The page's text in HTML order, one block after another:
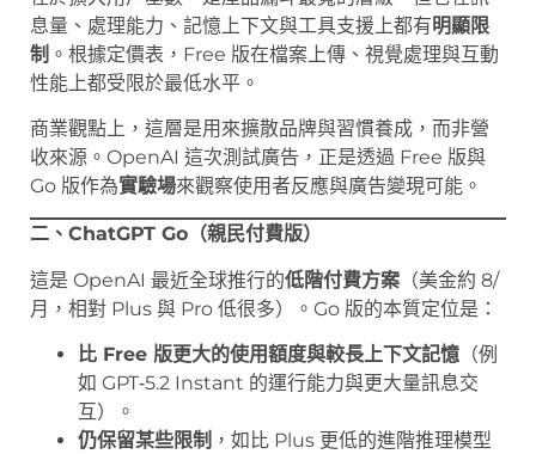
息量、處理能力、記憶上下文與工具支援上都有明顯限
制 。根據定價表，Free 版在檔案上傳、視覺處理與互動
性能上都受限於最低水平。
商業觀點上，這層是用來擴散品牌與習慣養成，而非營
收來源。OpenAI 這次測試廣告，正是透過 Free 版與
Go 版作為實驗場來觀察使用者反應與廣告變現可能。
二、ChatGPT Go（親民付費版）
這是 OpenAI 最近全球推行的低階付費方案 （美金約 8/
月，相對 Plus 與 Pro 低很多）。Go 版的本質定位是：
比 Free 版更大的使用額度與較長上下文記憶 （例
如 GPT‑5.2 Instant 的運行能力與更大量訊息交
互）。
仍保留某些限制 ，如比 Plus 更低的進階推理模型